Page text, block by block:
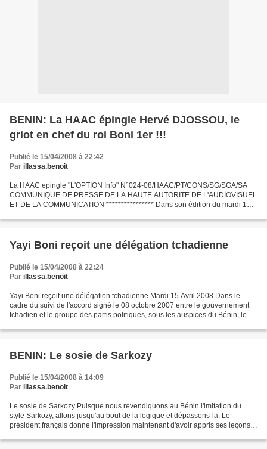
BENIN: La HAAC épingle Hervé DJOSSOU, le
griot en chef du roi Boni 1er !!!
Publié le 15/04/2008 à 22:42
Par illassa.benoit
La HAAC epingle "L'OPTION Info" N°024-08/HAAC/PT/CONS/SG/SGA/SA
COMMUNIQUE DE PRESSE DE LA HAUTE AUTORITE DE L'AUDIOVISUEL
ET DE LA COMMUNICATION **************** Dans son édition du mardi 15
Yayi Boni reçoit une délégation tchadienne
Publié le 15/04/2008 à 22:24
Par illassa.benoit
Yayi Boni reçoit une délégation tchadienne Mardi 15 Avril 2008 Dans le
cadre du suivi de l'accord signé le 08 octobre 2007 entre le gouvernement
tchadien et le groupe des partis politiques, sous les auspices du Bénin, le
BENIN: Le sosie de Sarkozy
Publié le 15/04/2008 à 14:09
Par illassa.benoit
Le sosie de Sarkozy Puisque nous revendiquons au Bénin l'imitation du
style Sarkozy, allons jusqu'au bout de la logique et dépassons-la. Le
président français donne l'impression maintenant d'avoir appris ses leçons